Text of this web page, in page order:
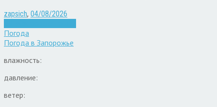
zapsich, 04/08/2026
Погода
Погода в Запорожье
влажность:
давление:
ветер: